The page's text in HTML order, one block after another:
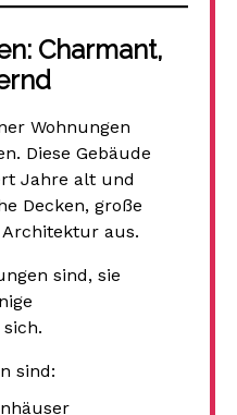
Charmant,
Wohnungen
Diese Gebäude
Jahre alt und
Decken, große
aus.
sind, sie
sind: